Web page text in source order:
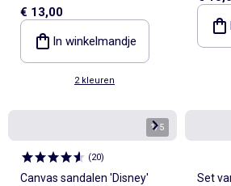
mouwen van velours
€ 13,00
In winkelmandje
2 kleuren
1/5
(20)
Canvas sandalen 'Disney'
Set